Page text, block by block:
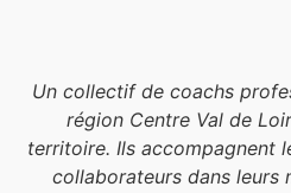
Un collectif de coachs
région Centre Val de
territoire. Ils accompagnent
collaborateurs dans leurs